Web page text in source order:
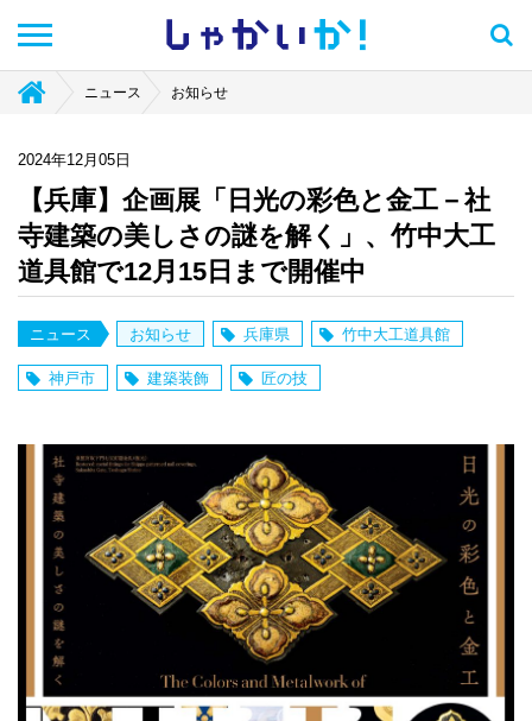
しゃかい か！
ニュース お知らせ
2024年12月05日
【兵庫】企画展「日光の彩色と金工－社
寺建築の美しさの謎を解く」、竹中大工
道具館で12月15日まで開催中
ニュース お知らせ 兵庫県 竹中大工道具館
神戸市 建築装飾 匠の技